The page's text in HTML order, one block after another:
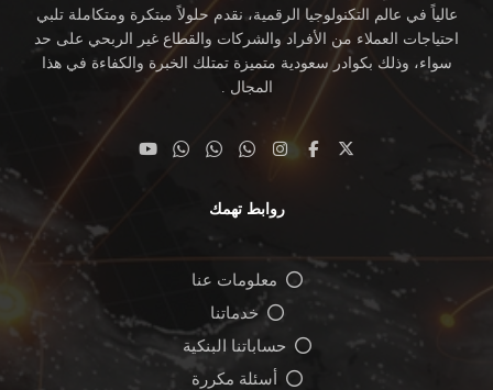
عالياً في عالم التكنولوجيا الرقمية، نقدم حلولاً مبتكرة ومتكاملة تلبي
احتياجات العملاء من الأفراد والشركات والقطاع غير الربحي على حد
سواء، وذلك بكوادر سعودية متميزة تمتلك الخبرة والكفاءة في هذا
المجال .
روابط تهمك
معلومات عنا
خدماتنا
حساباتنا البنكية
أسئلة مكررة